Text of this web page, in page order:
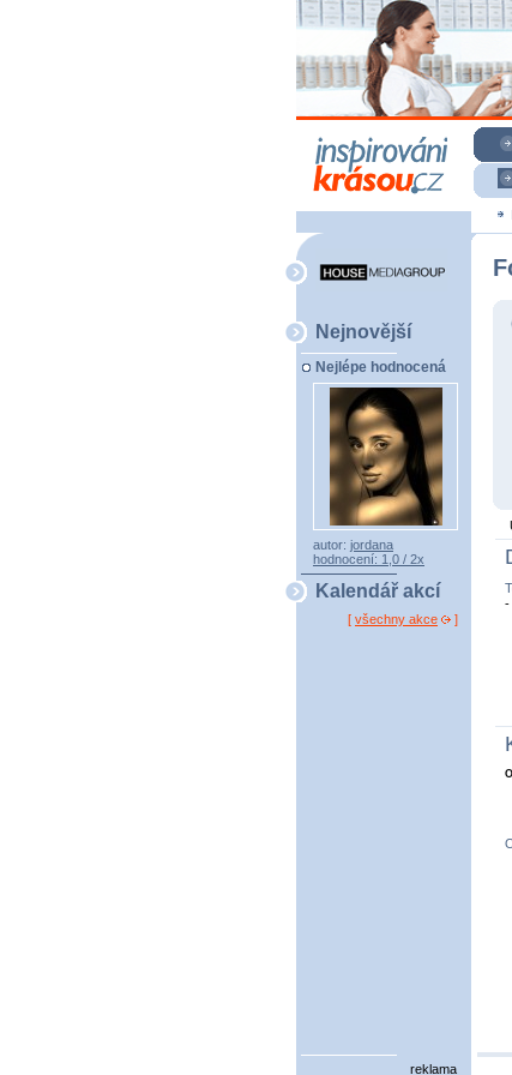
Nejnovější
Nejlépe hodnocená
autor: jordana
hodnocení: 1,0 / 2x
Kalendář akcí
[ všechny akce ]
-
reklama